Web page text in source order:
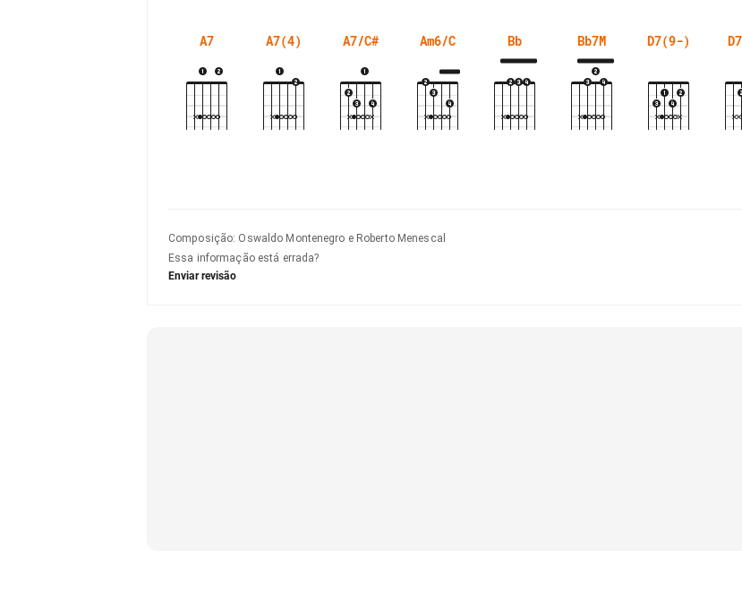
A7 A7(4) A7/C# Am6/C Bb Bb7M D7(9-)
Composição: Oswaldo Montenegro e Roberto Menescal
Essa informação está errada?
Enviar revisão